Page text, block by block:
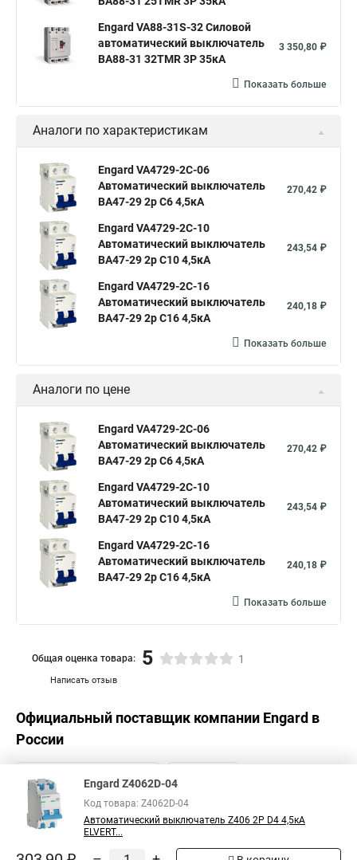
Engard VA88-31S-32 Силовой
автоматический выключатель
ВА88-31 32TMR 3P 35кА
3 350,80 ₽
Показать больше
Аналоги по характеристикам
Engard VA4729-2С-06
Автоматический выключатель
ВА47-29 2р C6 4,5кА
270,42 ₽
Engard VA4729-2С-10
Автоматический выключатель
ВА47-29 2р C10 4,5кА
243,54 ₽
Engard VA4729-2С-16
Автоматический выключатель
ВА47-29 2р C16 4,5кА
240,18 ₽
Показать больше
Аналоги по цене
Engard VA4729-2С-06
Автоматический выключатель
ВА47-29 2р C6 4,5кА
270,42 ₽
Engard VA4729-2С-10
Автоматический выключатель
ВА47-29 2р C10 4,5кА
243,54 ₽
Engard VA4729-2С-16
Автоматический выключатель
ВА47-29 2р C16 4,5кА
240,18 ₽
Показать больше
Написать отзыв
Общая оценка товара: 5 1
Официальный поставщик компании Engard в
России
Engard Z4062D-04
Код товара: Z4062D-04
Автоматический выключатель Z406 2Р D4 4,5кА
ELVERT...